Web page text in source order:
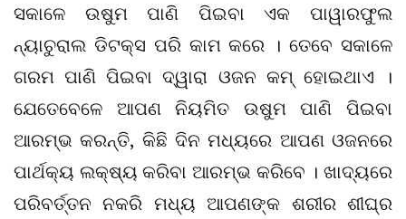
ସକାଳେ ଉଷୁମ ପାଣି ପିଇବା ଏକ ପାୱାରଫୁଲ
ନ୍ୟାଚୁରାଲ ଡିଟକ୍ସ ପରି କାମ କରେ । ତେବେ ସକାଳେ
ଗରମ ପାଣି ପିଇବା ଦ୍ୱାରା ଓଜନ କମ୍ ହୋଇଥାଏ ।
ଯେତେବେଳେ ଆପଣ ନିୟମିତ ଉଷୁମ ପାଣି ପିଇବା
ଆରମ୍ଭ କରନ୍ତି, କିଛି ଦିନ ମଧ୍ୟରେ ଆପଣ ଓଜନରେ
ପାର୍ଥକ୍ୟ ଲକ୍ଷ୍ୟ କରିବା ଆରମ୍ଭ କରିବେ । ଖାଦ୍ୟରେ
ପରିବର୍ତ୍ତନ ନକରି ମଧ୍ୟ ଆପଣଙ୍କ ଶରୀର ଶୀଘ୍ର